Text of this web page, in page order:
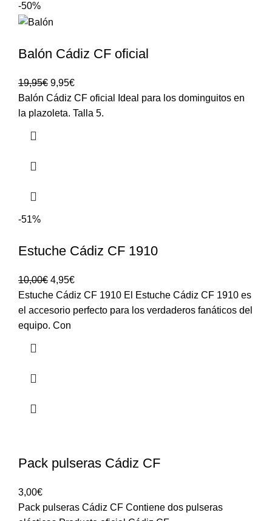
-50%
Balón Cádiz CF oficial
19,95€ 9,95€
Balón Cádiz CF oficial Ideal para los dominguitos en
la plazoleta. Talla 5.
-51%
Estuche Cádiz CF 1910
10,00€ 4,95€
Estuche Cádiz CF 1910 El Estuche Cádiz CF 1910 es
el accesorio perfecto para los verdaderos fanáticos del
equipo. Con
Pack pulseras Cádiz CF
3,00€
Pack pulseras Cádiz CF Contiene dos pulseras